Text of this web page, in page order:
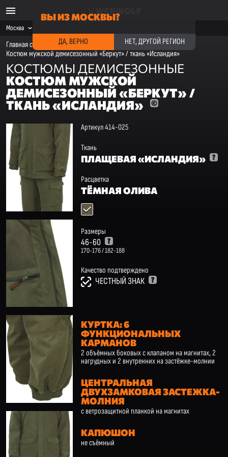
Москва
Главная страница · Каталог Костюмы демисезонные ·
Костюм мужской демисезонный «Беркут» / ткань «Исландия»
КОСТЮМЫ ДЕМИСЕЗОННЫЕ
КОСТЮМ МУЖСКОЙ
ДЕМИСЕЗОННЫЙ «БЕРКУТ» /
ТКАНЬ «ИСЛАНДИЯ»
Артикул 414-025
Ткань
ПЛАЩЕВАЯ «ИСЛАНДИЯ»
Расцветка
ТЁМНАЯ ОЛИВА
Размеры
46-60
170-176 / 182-188
Качество подтверждено
ЧЕСТНЫЙ ЗНАК
КУРТКА: 6
ФУНКЦИОНАЛЬНЫХ
КАРМАНОВ
2 объёмных боковых с клапаном на магнитах, 2
нагрудных и 2 внутренних на застёжке-молнии
ЦЕНТРАЛЬНАЯ
ДВУХЗАМКОВАЯ ЗАСТЕЖКА-
МОЛНИЯ
с ветрозащитной планкой на магнитах
КАПЮШОН
не съёмный
ВЫ ИЗ МОСКВЫ?
ДА, ВЕРНО НЕТ, ДРУГОЙ РЕГИОН